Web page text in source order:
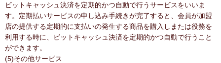
ビットキャッシュ決済を定期的かつ自動で行うサービスをいいま
す。定期払いサービスの申し込み手続きが完了すると、会員が加盟
店の提供する定期的に支払いの発生する商品を購入しまたは役務を
利用する時に、ビットキャッシュ決済を定期的かつ自動で行うこと
ができます。
(5)その他サービス